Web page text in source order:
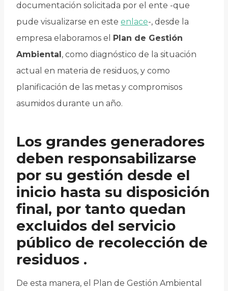
documentación solicitada por el ente -que
pude visualizarse en este enlace-, desde la
empresa elaboramos el
Plan de Gestión
Ambiental , como diagnóstico de la situación
actual en materia de residuos, y como
planificación de las metas y compromisos
asumidos durante un año.
Los grandes generadores
deben responsabilizarse
por su gestión desde el
inicio hasta su disposición
final, por tanto quedan
excluidos del servicio
público de recolección de
residuos .
De esta manera, el Plan de Gestión Ambiental